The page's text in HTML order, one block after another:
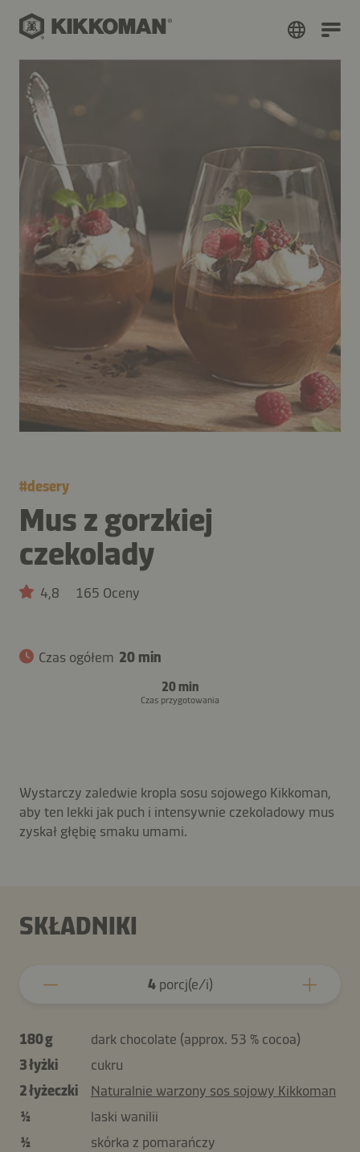
#desery
Mus z gorzkiej
czekolady
4,8 165 Oceny
Czas ogółem 20 min
20 min
Czas przygotowania
Wystarczy zaledwie kropla sosu sojowego Kikkoman,
aby ten lekki jak puch i intensywnie czekoladowy mus
zyskał głębię smaku umami.
SKŁADNIKI
4porcj(e/i)
180 g
dark chocolate (approx. 53 % cocoa)
3 łyżki
cukru
2 łyżeczki
Naturalnie warzony sos sojowy Kikkoman
½
laski wanilii
½
skórka z pomarańczy